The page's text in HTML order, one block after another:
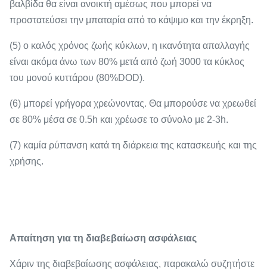
βαλβίδα θα είναι ανοικτή αμέσως που μπορεί να
προστατεύσει την μπαταρία από το κάψιμο και την έκρηξη.
(5) ο καλός χρόνος ζωής κύκλων, η ικανότητα απαλλαγής
είναι ακόμα άνω των 80% μετά από ζωή 3000 τα κύκλος
του μονού κυττάρου (80%DOD).
(6) μπορεί γρήγορα χρεώνοντας. Θα μπορούσε να χρεωθεί
σε 80% μέσα σε 0.5h και χρέωσε το σύνολο με 2-3h.
(7) καμία ρύπανση κατά τη διάρκεια της κατασκευής και της
χρήσης.
Απαίτηση για τη διαβεβαίωση ασφάλειας
Χάριν της διαβεβαίωσης ασφάλειας, παρακαλώ συζητήστε